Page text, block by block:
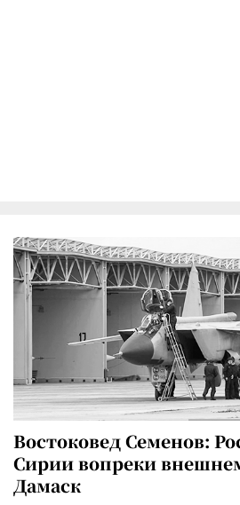
Востоковед Семенов:
Сирии вопреки
Дамаск